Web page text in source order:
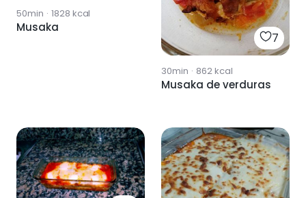
50min · 1828 kcal
Musaka
7
30min · 862kcal
Musaka de verduras